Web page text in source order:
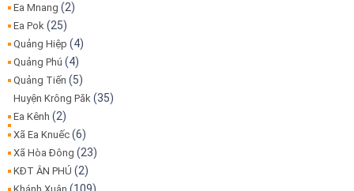
Ea Mnang (2)
Ea Pok (25)
Quảng Hiệp (4)
Quảng Phú (4)
Quảng Tiến (5)
Huyện Krông Păk (35)
Ea Kênh (2)
Xã Ea Knuếc (6)
Xã Hòa Đông (23)
KĐT ÂN PHÚ (2)